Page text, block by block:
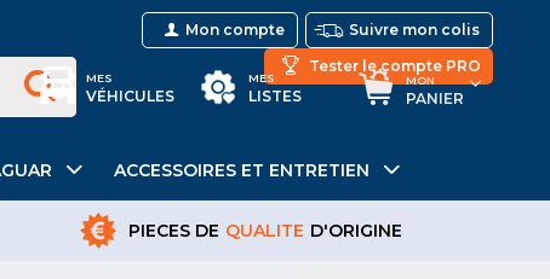
Suivre mon colis
Mon compte
Tester le compte PRO
MON
PANIER
MES
LISTES
MES
VÉHICULES
ACCESSOIRES ET ENTRETIEN
PIECES DE QUALITE D'ORIGINE